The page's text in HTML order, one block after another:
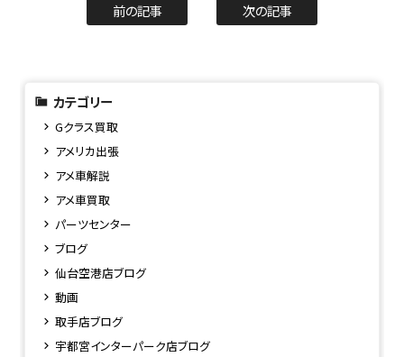
前の記事 次の記事
カテゴリー
Gクラス買取
アメリカ出張
アメ車解説
アメ車買取
パーツセンター
ブログ
仙台空港店ブログ
動画
取手店ブログ
宇都宮インターパーク店ブログ